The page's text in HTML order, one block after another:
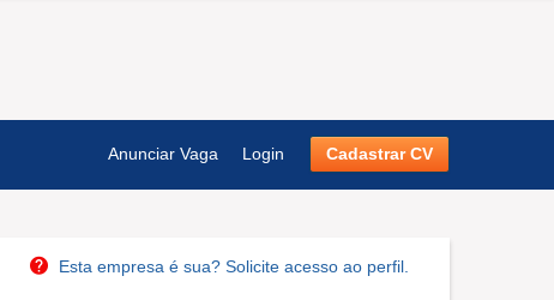
Anunciar Vaga Login Cadastrar CV
Esta empresa é sua? Solicite acesso ao perfil.